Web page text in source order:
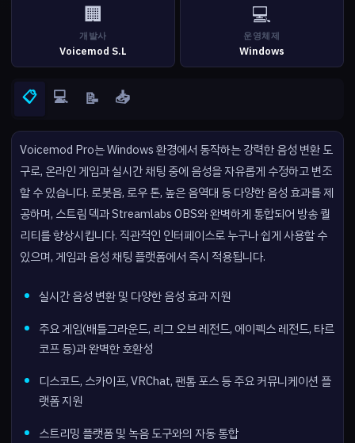
🏢
개발사
Voicemod S.L
💻
운영체제
Windows
📋 💻 📝 📥
Voicemod Pro는 Windows 환경에서 동작하는 강력한 음성 변환 도
구로, 온라인 게임과 실시간 채팅 중에 음성을 자유롭게 수정하고 변조
할 수 있습니다. 로봇음, 로우 톤, 높은 음역대 등 다양한 음성 효과를 제
공하며, 스트림 덱과 Streamlabs OBS와 완벽하게 통합되어 방송 퀄
리티를 향상시킵니다. 직관적인 인터페이스로 누구나 쉽게 사용할 수
있으며, 게임과 음성 채팅 플랫폼에서 즉시 적용됩니다.
실시간 음성 변환 및 다양한 음성 효과 지원
주요 게임(배틀그라운드, 리그 오브 레전드, 에이펙스 레전드, 타르
코프 등)과 완벽한 호환성
디스코드, 스카이프, VRChat, 팬톰 포스 등 주요 커뮤니케이션 플
랫폼 지원
스트리밍 플랫폼 및 녹음 도구와의 자동 통합